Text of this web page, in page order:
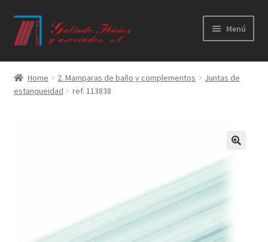
Ir
a
Ir
al
Menú
Principal
Productos
Home 2. Mamparas de baño y complementos
Juntas de
estanqueidad
ref. 113838